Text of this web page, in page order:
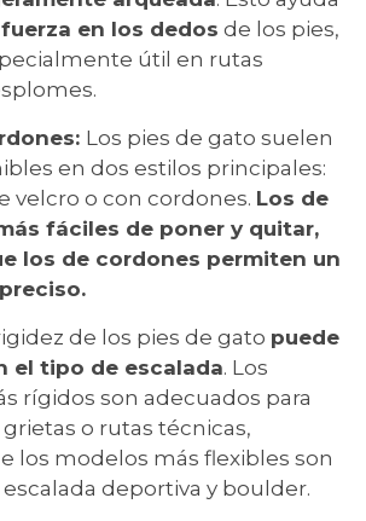
en los dedos de los pies,
útil en rutas
Los pies de gato suelen
en dos estilos principales:
velcro o con cordones. Los de
fáciles de poner y quitar,
los de cordones permiten un
de los pies de gato puede
el tipo de escalada. Los
rígidos son adecuados para
o rutas técnicas,
los modelos más flexibles son
deportiva y boulder.